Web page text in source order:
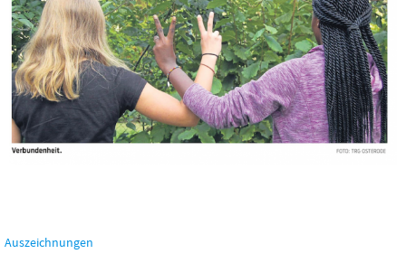
Auszeichnungen